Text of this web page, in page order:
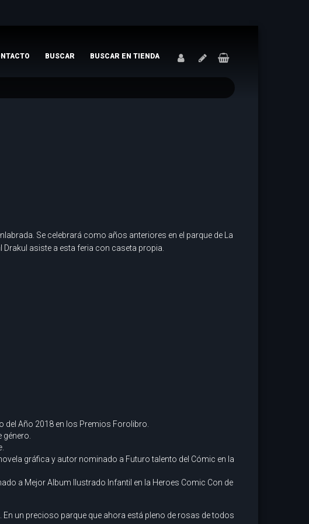
BUSCAR BUSCAR EN TIENDA
Se celebrará como años anteriores en el parque de La
asiste a esta feria con caseta propia.
del Año 2018 en los Premios Forolibro.
gráfica y autor nominado a Futuro talento del Cómic en la
a Mejor Album Ilustrado Infantil en la Heroes Comic Con de
un precioso parque que ahora está pleno de rosas de todos